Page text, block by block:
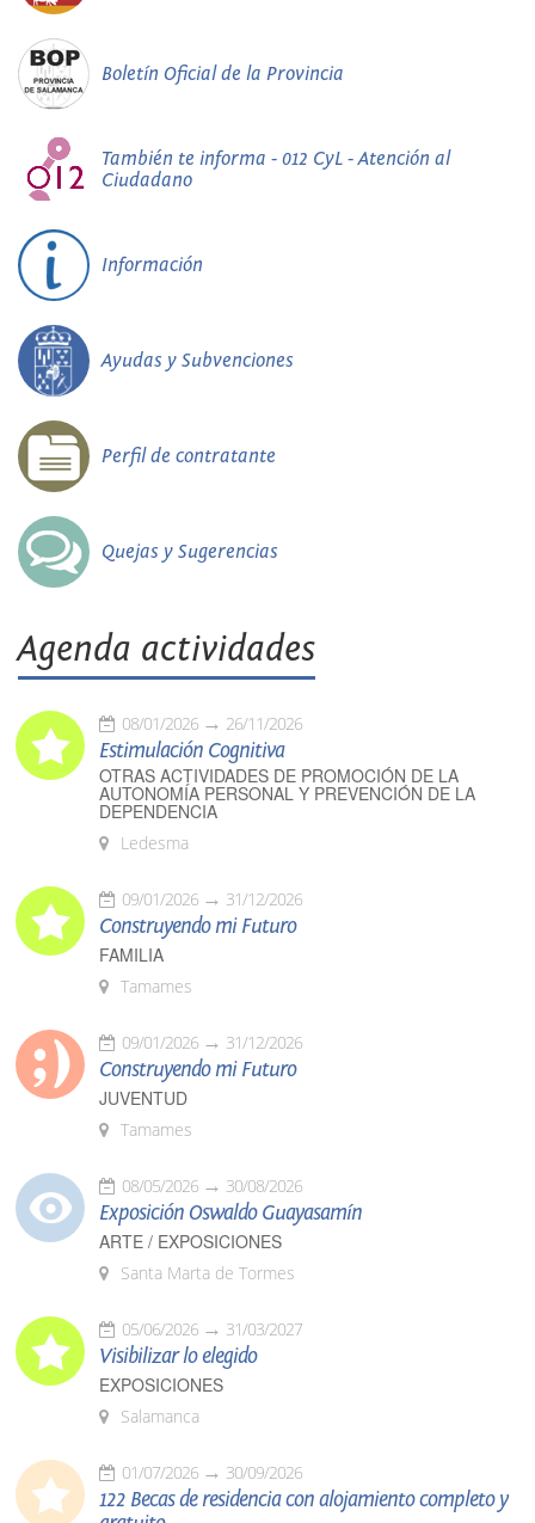
Boletín Oficial de la Provincia
También te informa - 012 CyL - Atención al
Ciudadano
Información
Ayudas y Subvenciones
Perfil de contratante
Quejas y Sugerencias
Agenda actividades
08/01/2026 26/11/2026
Estimulación Cognitiva
OTRAS ACTIVIDADES DE PROMOCIÓN DE LA
AUTONOMÍA PERSONAL Y PREVENCIÓN DE LA
DEPENDENCIA
Ledesma
09/01/2026 31/12/2026
Construyendo mi Futuro
FAMILIA
Tamames
09/01/2026 31/12/2026
Construyendo mi Futuro
JUVENTUD
Tamames
08/05/2026 30/08/2026
Exposición Oswaldo Guayasamín
ARTE / EXPOSICIONES
Santa Marta de Tormes
05/06/2026 31/03/2027
Visibilizar lo elegido
EXPOSICIONES
Salamanca
01/07/2026 30/09/2026
122 Becas de residencia con alojamiento completo y